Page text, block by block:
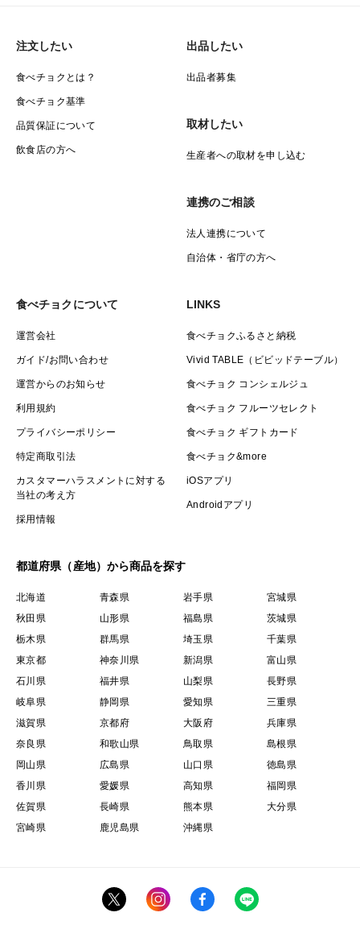
注文したい
食べチョクとは？
食べチョク基準
品質保証について
飲食店の方へ
出品したい
出品者募集
取材したい
生産者への取材を申し込む
連携のご相談
法人連携について
自治体・省庁の方へ
食べチョクについて
運営会社
ガイド/お問い合わせ
運営からのお知らせ
利用規約
プライバシーポリシー
特定商取引法
カスタマーハラスメントに対する
当社の考え方
採用情報
LINKS
食べチョクふるさと納税
Vivid TABLE（ビビッドテーブル）
食べチョク コンシェルジュ
食べチョク フルーツセレクト
食べチョク ギフトカード
食べチョク&more
iOSアプリ
Androidアプリ
都道府県（産地）から商品を探す
北海道 青森県 岩手県
宮城県
秋田県
山形県 福島県
茨城県
栃木県
群馬県 埼玉県
千葉県
東京都
神奈川県 新潟県
富山県
石川県
福井県 山梨県
長野県
岐阜県
静岡県 愛知県
三重県
滋賀県
京都府 大阪府
兵庫県
奈良県
和歌山県 鳥取県
島根県
岡山県
広島県 山口県
徳島県
香川県
愛媛県 高知県
福岡県
佐賀県
長崎県 熊本県
大分県
宮崎県
鹿児島県 沖縄県